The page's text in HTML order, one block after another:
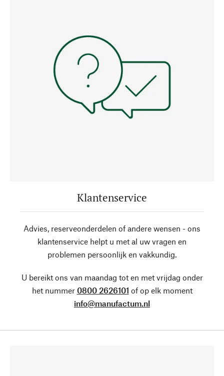
Klantenservice
Advies, reserveonderdelen of andere wensen - ons
klantenservice helpt u met al uw vragen en
problemen persoonlijk en vakkundig.
U bereikt ons van maandag tot en met vrijdag onder
het nummer 0800 2626101 of op elk moment
info@manufactum.nl